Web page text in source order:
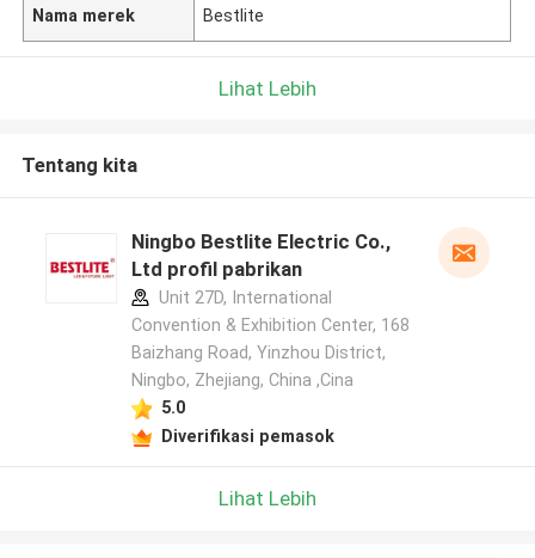
Nama merek Bestlite
Lihat Lebih
Tentang kita
Ningbo Bestlite Electric Co.,
Ltd profil pabrikan
Unit 27D, International
Convention & Exhibition Center, 168
Baizhang Road, Yinzhou District,
Ningbo, Zhejiang, China ,Cina
5.0
Diverifikasi pemasok
Lihat Lebih